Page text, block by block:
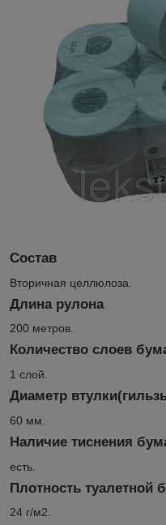
Состав
Вторичная целлюлоза.
Длина рулона
200 метров.
Количество слоев
1 слой.
Диаметр
60 мм.
Наличие тиснения
есть.
Плотность туалетной
24 г/м2.